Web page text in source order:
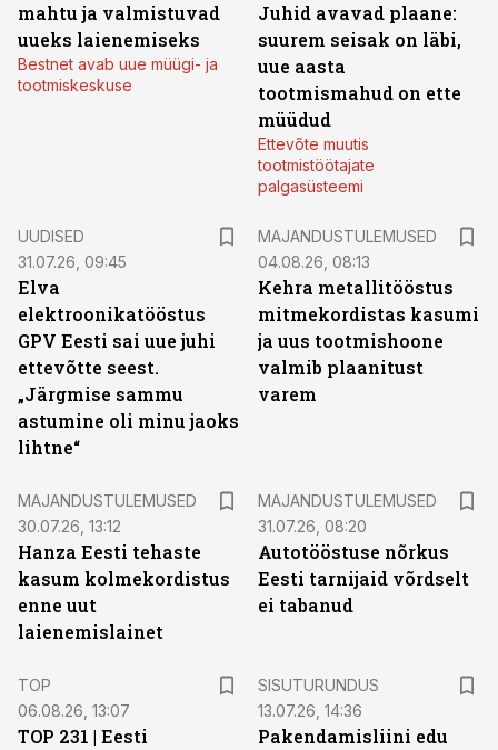
mahtu ja valmistuvad
uueks laienemiseks
Bestnet avab uue müügi- ja
tootmiskeskuse
Juhid avavad plaane:
suurem seisak on läbi,
uue aasta
tootmismahud on ette
müüdud
Ettevõte muutis
tootmistöötajate
palgasüsteemi
UUDISED
31.07.26, 09:45
Elva
elektroonikatööstus
GPV Eesti sai uue juhi
ettevõtte seest.
„Järgmise sammu
astumine oli minu jaoks
lihtne“
MAJANDUSTULEMUSED
04.08.26, 08:13
Kehra metallitööstus
mitmekordistas kasumi
ja uus tootmishoone
valmib plaanitust
varem
MAJANDUSTULEMUSED
30.07.26, 13:12
Hanza Eesti tehaste
kasum kolmekordistus
enne uut
laienemislainet
MAJANDUSTULEMUSED
31.07.26, 08:20
Autotööstuse nõrkus
Eesti tarnijaid võrdselt
ei tabanud
TOP
06.08.26, 13:07
TOP 231 | Eesti
SISUTURUNDUS
13.07.26, 14:36
Pakendamisliini edu